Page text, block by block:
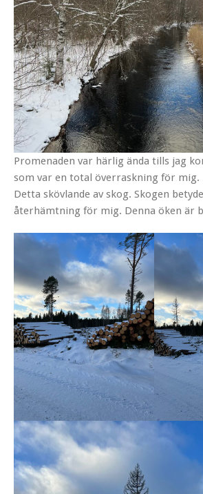
Promenaden var härlig ända tills jag
som var en total överraskning för mig.
Detta skövlande av skog. Skogen
återhämtning för mig. Denna öken är